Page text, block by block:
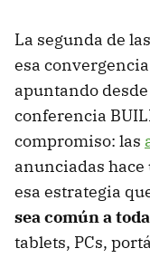
La segunda de
esa
apuntando
conferencia
compromiso: las
anunciadas hace
esa estrategia
sea común a
tablets, PCs,